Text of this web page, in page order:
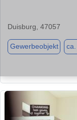
Duisburg, 47057
Gewerbeobjekt